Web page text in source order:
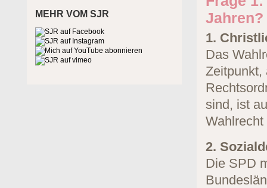
MEHR VOM SJR
Jahren?
1.
Das
Zeitpunkt,
sind, ist
2.
Die SPD